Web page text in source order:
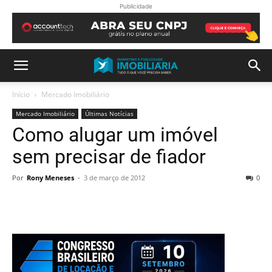
Publicidade
Início Mercado Imobiliário
Mercado Imobiliário Últimas Notícias
Como alugar um imóvel
sem precisar de fiador
Por Rony Meneses - 3 de março de 2012 0